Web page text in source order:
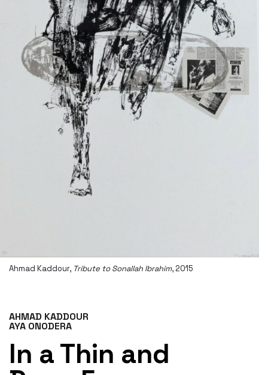
Ahmad Kaddour, Tribute to Sonallah Ibrahim, 2015
AHMAD KADDOUR
AYA ONODERA
In a Thin and